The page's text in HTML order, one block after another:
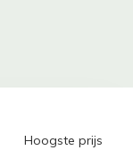
Hoogste prijs